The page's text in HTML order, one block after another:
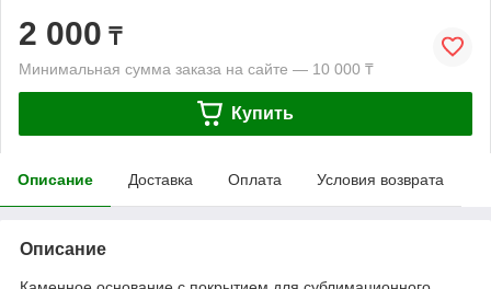
2 000 ₸
Минимальная сумма заказа на сайте — 10 000 ₸
Купить
Описание Доставка Оплата Условия возврата
Описание